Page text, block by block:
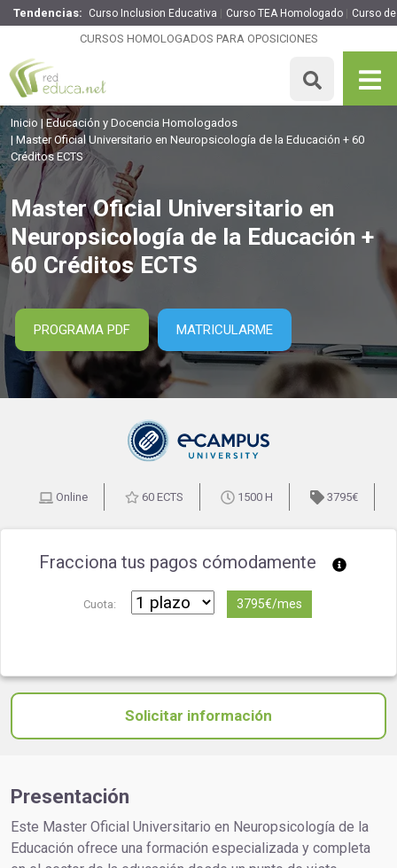
Tendencias: Curso Inclusion Educativa Curso TEA Homologado Curso
CURSOS HOMOLOGADOS PARA OPOSICIONES
Master Oficial Universitario en Neuropsicología de la
Educación + 60 Créditos ECTS
1500 H
MATRICULARME
Inicio
Educación y Docencia Homologados
Master Oficial Universitario en Neuropsicología de la Educación + 60
Créditos ECTS
Master Oficial Universitario en
Neuropsicología de la Educación +
60 Créditos ECTS
PROGRAMA PDF MATRICULARME
Online 60 ECTS 1500 H 3795€
Fracciona tus pagos cómodamente
Cuota: 3795€/mes
Solicitar información
Presentación
Este Master Oficial Universitario en Neuropsicología de la
Educación ofrece una formación especializada y completa